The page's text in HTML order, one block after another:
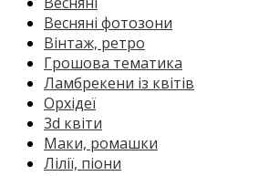
Весняні фотозони
Вінтаж, ретро
Грошова тематика
Ламбрекени із квітів
Орхідеї
3d квіти
Маки, ромашки
Лілії, піони